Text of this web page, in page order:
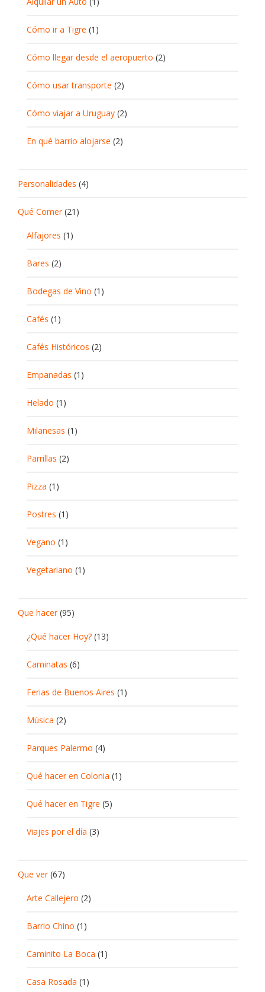
Cómo ir a Tigre (1)
Cómo llegar desde el aeropuerto (2)
Cómo usar transporte (2)
Cómo viajar a Uruguay (2)
En qué barrio alojarse (2)
Personalidades (4)
Qué Comer(21)
Alfajores (1)
Bares (2)
Bodegas de Vino (1)
Cafés (1)
Cafés Históricos (2)
Empanadas (1)
Helado (1)
Milanesas (1)
Parrillas (2)
Pizza (1)
Postres (1)
Vegano (1)
Vegetariano (1)
Que hacer(95)
¿Qué hacer Hoy? (13)
Caminatas (6)
Ferias de Buenos Aires (1)
Música (2)
Parques Palermo (4)
Qué hacer en Colonia (1)
Qué hacer en Tigre (5)
Viajes por el día (3)
Que ver(67)
Arte Callejero (2)
Barrio Chino (1)
Caminito La Boca (1)
Casa Rosada (1)